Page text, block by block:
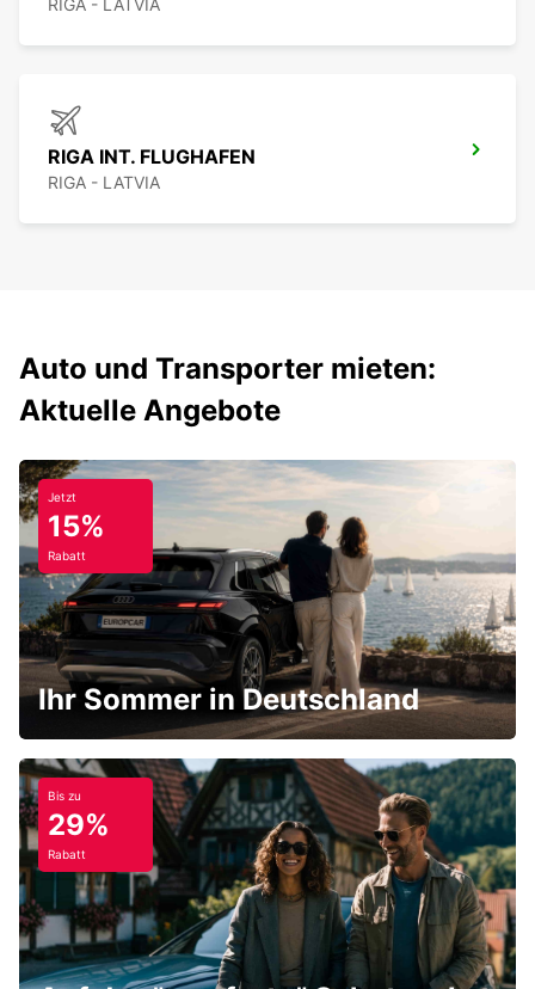
RIGA - LATVIA
RIGA INT. FLUGHAFEN
RIGA - LATVIA
Auto und Transporter mieten:
Aktuelle Angebote
Jetzt
15%
Rabatt
Ihr Sommer in Deutschland
Bis zu
29%
Rabatt